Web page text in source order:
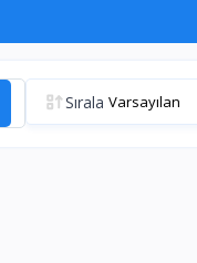
Sırala